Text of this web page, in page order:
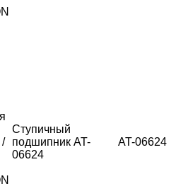
Ступичный
подшипник AT-
06624
AT-06624